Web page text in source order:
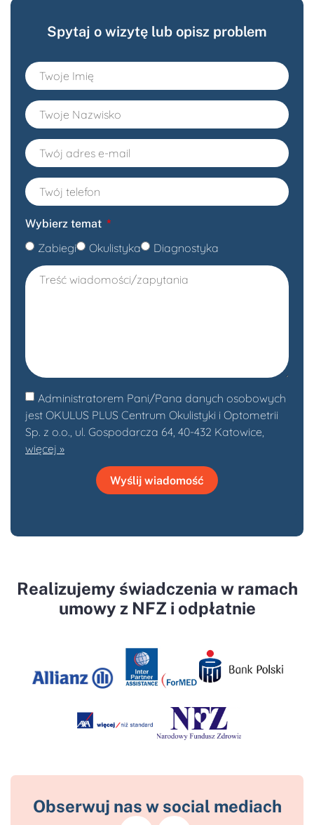
Spytaj o wizytę lub opisz problem
Wybierz temat
Zabiegi Okulistyka Diagnostyka
Administratorem Pani/Pana danych osobowych
jest OKULUS PLUS Centrum Okulistyki i Optometrii
Sp. z o.o., ul. Gospodarcza 64, 40-432 Katowice,
więcej »
Wyślij wiadomość
Realizujemy świadczenia w ramach
umowy z NFZ i odpłatnie
Obserwuj nas w social mediach